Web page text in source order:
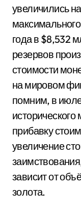
увеличились
года в $8,532
резервов
стоимости
на мировом
помним, в
прибавку
увеличение
зависит от
золота.